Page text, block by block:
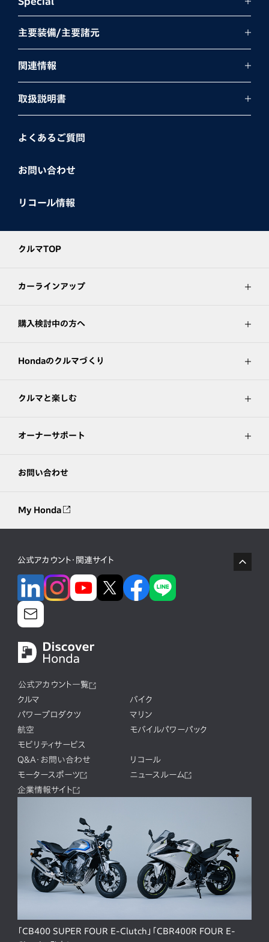
主要装備/主要諸元
関連情報
取扱説明書
よくあるご質問
お問い合わせ
リコール情報
クルマTOP
カーラインアップ
購入検討中の方へ
Hondaのクルマづくり
クルマと楽しむ
オーナーサポート
お問い合わせ
My Honda
公式アカウント・関連サイト
公式アカウント一覧
クルマ
バイク
パワープロダクツ
マリン
航空
モバイルパワーパック
モビリティサービス
Q&A・お問い合わせ
リコール
モータースポーツ
ニュースルーム
企業情報サイト
「CB400 SUPER FOUR E-Clutch」「CBR400R FOUR E-